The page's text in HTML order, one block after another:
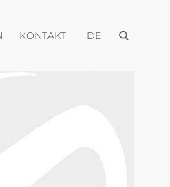
Menü öffnen
KONTAKTMenü öffnen
DE Menü öffnen